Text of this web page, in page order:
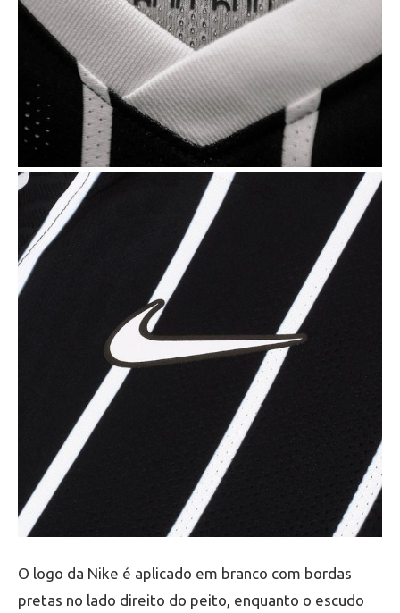
O logo da Nike é aplicado em branco com bordas
pretas no lado direito do peito, enquanto o escudo